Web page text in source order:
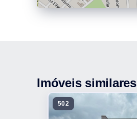
Imóveis similares
502